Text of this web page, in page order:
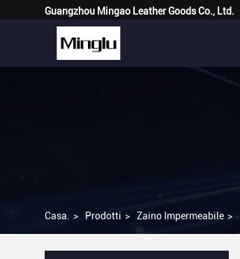
Guangzhou Mingao Leather Goods Co., Ltd.
Casa. > Prodotti > Zaino Impermeabile >